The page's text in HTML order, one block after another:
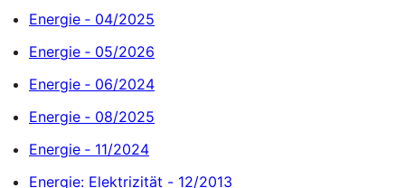
Energie ‐ 04/2025
Energie ‐ 05/2026
Energie ‐ 06/2024
Energie ‐ 08/2025
Energie ‐ 11/2024
Energie: Elektrizität - 12/2013